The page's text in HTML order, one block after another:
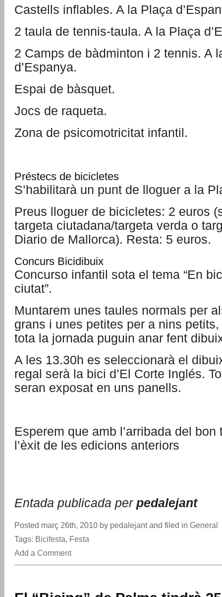
Castells inflables. A la Plaça
2 taula de tennis-taula. A la Plaça
2 Camps de bàdminton i 2 tennis. A
d’Espanya.
Espai de bàsquet.
Jocs de raqueta.
Zona de psicomotricitat infantil.
Préstecs de bicicletes
S’habilitarà un punt de lloguer a la
Preus lloguer de bicicletes: 2 euros
targeta ciutadana/targeta verda o
Diario de Mallorca). Resta: 5 euros.
Concurs Bicidibuix
Concurso infantil sota el tema “En
ciutat”.
Muntarem unes taules normals per
grans i unes petites per a nins
tota la jornada puguin anar fent
A les 13.30h es seleccionarà el
regal serà la bici d’El Corte Inglés.
seran exposat en uns panells.
Esperem que amb l’arribada del bon
l’èxit de les edicions anteriors
Entada publicada per pedalejant
Posted març 26th, 2010 by pedalejant and filed in General
Tags: Bicifesta Festa
Add a Comment